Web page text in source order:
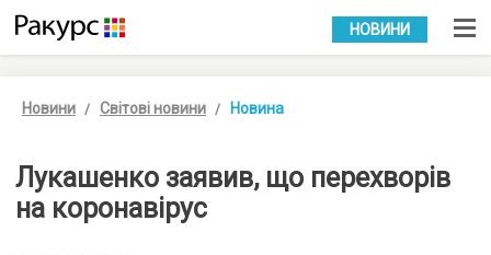
УКР РУС
НОВИНИ
Новини Світові новини Новина
Лукашенко заявив, що перехворів
на коронавірус